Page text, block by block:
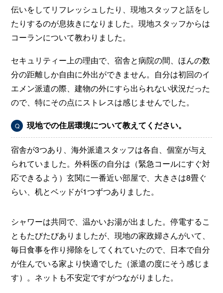
伝いをしてリフレッシュしたり、現地スタッフと話をし
たりするのが息抜きになりました。現地スタッフからは
コーランについて教わりました。
セキュリティー上の理由で、宿舎と病院の間、ほんの数
分の距離しか自由に外出ができません。自分は初回のイ
エメン派遣の際、建物の外にすら出られない状況だった
ので、特にその点にストレスは感じませんでした。
Q 現地での住居環境について教えてください。
宿舎が3つあり、海外派遣スタッフは各自、個室が与え
られていました。外科医の自分は（緊急コールにすぐ対
応できるよう）玄関に一番近い部屋で、大きさは8畳ぐ
らい、机とベッドが1つずつありました。
シャワーは共同で、温かいお湯が出ました。停電するこ
ともたびたびありましたが、現地の家政婦さんがいて、
毎日食事を作り掃除をしてくれていたので、日本で自分
が住んでいる家より快適でした（派遣の度にそう感じま
す）。ネットも不安定ですがつながりました。